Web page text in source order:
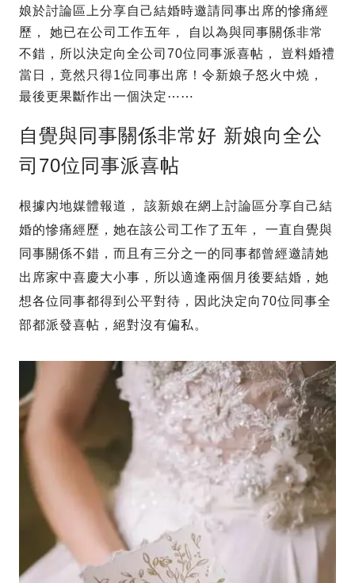
娘於討論區上分享自己結婚時邀請同事出席的慘痛經
歷， 她已在公司工作五年， 自以為與同事關係非常
不錯，所以決定向全公司70位同事派喜帖， 豈料婚禮
當日，竟然只得1位同事出席！令新娘子怒火中燒，
最後更果斷作出一個決定⋯⋯
自覺與同事關係非常好 新娘向全公
司70位同事派喜帖
根據內地媒體報道， 該新娘在網上討論區分享自己結
婚的慘痛經歷，她在該公司工作了五年， 一直自覺與
同事關係不錯，而且有三分之一的同事都曾經邀請她
出席家中喜慶大小事，所以適逢兩個月後要結婚，她
想各位同事都得到公平對待，因此決定向70位同事全
部都派發喜帖，絕對沒有偏私。